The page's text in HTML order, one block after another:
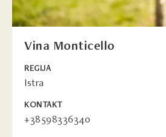
Vina Monticello
REGIJA
Istra
KONTAKT
+38598336340